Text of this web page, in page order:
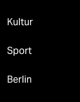
Kultur
Sport
Berlin